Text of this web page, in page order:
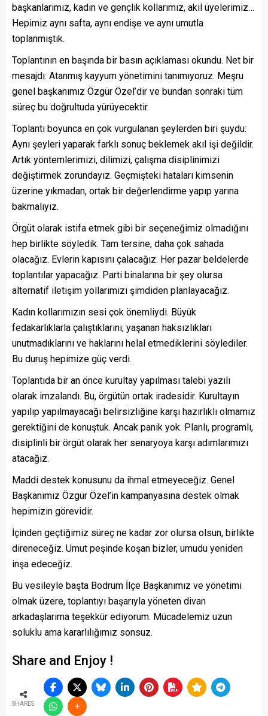
başkanlarımız, kadın ve gençlik kollarımız, akil üyelerimiz…
Hepimiz aynı safta, aynı endişe ve aynı umutla
toplanmıştık.
Toplantının en başında bir basın açıklaması okundu. Net bir
mesajdı: Atanmış kayyum yönetimini tanımıyoruz. Meşru
genel başkanımız Özgür Özel’dir ve bundan sonraki tüm
süreç bu doğrultuda yürüyecektir.
Toplantı boyunca en çok vurgulanan şeylerden biri şuydu:
Aynı şeyleri yaparak farklı sonuç beklemek akıl işi değildir.
Artık yöntemlerimizi, dilimizi, çalışma disiplinimizi
değiştirmek zorundayız. Geçmişteki hataları kimsenin
üzerine yıkmadan, ortak bir değerlendirme yapıp yarına
bakmalıyız.
Örgüt olarak istifa etmek gibi bir seçeneğimiz olmadığını
hep birlikte söyledik. Tam tersine, daha çok sahada
olacağız. Evlerin kapısını çalacağız. Her pazar beldelerde
toplantılar yapacağız. Parti binalarına bir şey olursa
alternatif iletişim yollarımızı şimdiden planlayacağız.
Kadın kollarımızın sesi çok önemliydi. Büyük
fedakarlıklarla çalıştıklarını, yaşanan haksızlıkları
unutmadıklarını ve haklarını helal etmediklerini söylediler.
Bu duruş hepimize güç verdi.
Toplantıda bir an önce kurultay yapılması talebi yazılı
olarak imzalandı. Bu, örgütün ortak iradesidir. Kurultayın
yapılıp yapılmayacağı belirsizliğine karşı hazırlıklı olmamız
gerektiğini de konuştuk. Ancak panik yok. Planlı, programlı,
disiplinli bir örgüt olarak her senaryoya karşı adımlarımızı
atacağız.
Maddi destek konusunu da ihmal etmeyeceğiz. Genel
Başkanımız Özgür Özel’in kampanyasına destek olmak
hepimizin görevidir.
İçinden geçtiğimiz süreç ne kadar zor olursa olsun, birlikte
direneceğiz. Umut peşinde koşan bizler, umudu yeniden
inşa edeceğiz.
Bu vesileyle başta Bodrum İlçe Başkanımız ve yönetimi
olmak üzere, toplantıyı başarıyla yöneten divan
arkadaşlarıma teşekkür ediyorum. Mücadelemiz uzun
soluklu ama kararlılığımız sonsuz.
Share and Enjoy !
SHARES